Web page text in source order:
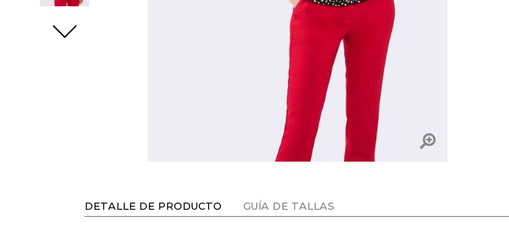
DETALLE DE PRODUCTO GUÍA DE TALLAS